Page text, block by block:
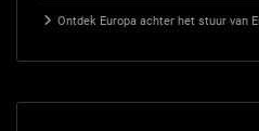
Ontdek Europa achter het stuur van